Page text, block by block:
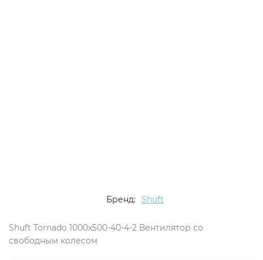
Бренд: Shuft
Shuft Tornado 1000x500-40-4-2 Вентилятор cо
свободным колесом